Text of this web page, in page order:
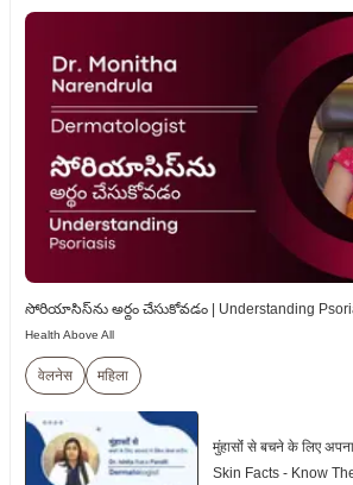
సోరియాసిస్‌ను అర్థం చేసుకోవడం | Understanding
Health Above All
वेलनेस महिला
मुंहासोंं से बचने के लिए
Skin Facts - Know